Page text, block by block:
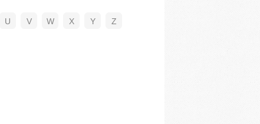
U V W X Y Z